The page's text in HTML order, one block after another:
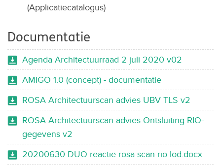
(Applicatiecatalogus)
Documentatie
Agenda Architectuurraad 2 juli 2020 v02
AMIGO 1.0 (concept) - documentatie
ROSA Architectuurscan advies UBV TLS v2
ROSA Architectuurscan advies Ontsluiting RIO-
gegevens v2
20200630 DUO reactie rosa scan rio lod.docx